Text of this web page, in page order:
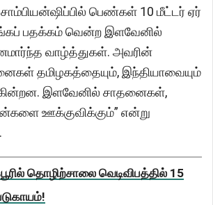
சாம்பியன்ஷிப்பில் பெண்கள் 10 மீட்டர் ஏர்
தங்கப் பதக்கம் வென்ற இளவேனில்
வாழ்த்துகள். அவரின்
தமிழகத்தையும், இந்தியாவையும்
இளவேனில் சாதனைகள்,
ஊக்குவிக்கும்” என்று
தொழிற்சாலை வெடிவிபத்தில் 15